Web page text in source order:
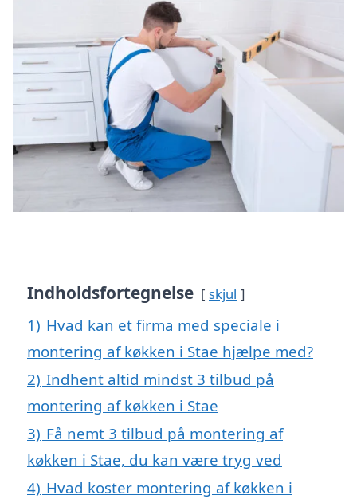
Indholdsfortegnelse skjul
1) Hvad kan et firma med speciale i
montering af køkken i Stae hjælpe med?
2) Indhent altid mindst 3 tilbud på
montering af køkken i Stae
3) Få nemt 3 tilbud på montering af
køkken i Stae, du kan være tryg ved
4) Hvad koster montering af køkken i